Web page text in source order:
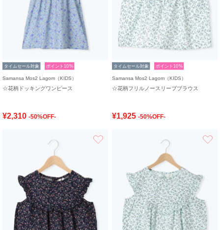
タイムセール対象 ポイント10%
Samansa Mos2 Lagom（KIDS）
☆花柄ドッキングワンピース
¥2,310 -50%OFF-
タイムセール対象 ポイント10%
Samansa Mos2 Lagom（KIDS）
☆花柄フリルノースリーブブラウス
¥1,925 -50%OFF-